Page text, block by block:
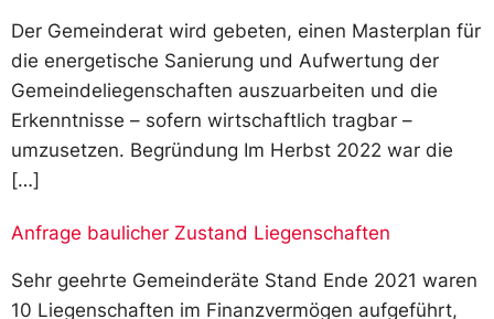
Der Gemeinderat wird gebeten, einen Masterplan für
die energetische Sanierung und Aufwertung der
Gemeindeliegenschaften auszuarbeiten und die
Erkenntnisse – sofern wirtschaftlich tragbar –
umzusetzen. Begründung Im Herbst 2022 war die
[…]
Anfrage baulicher Zustand Liegenschaften
Sehr geehrte Gemeinderäte Stand Ende 2021 waren
10 Liegenschaften im Finanzvermögen aufgeführt,